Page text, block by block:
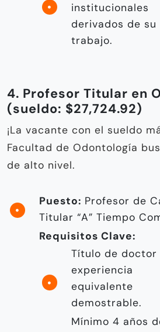
institucionales
derivados de su
trabajo.
4. Profesor Titular en
(sueldo: $27,724.92)
¡La vacante con el sueldo
Facultad de Odontología
de alto nivel.
Puesto: Profesor de
Titular “A” Tiempo
Requisitos Clave:
Título de doctor
experiencia
equivalente
demostrable.
Mínimo 4 años